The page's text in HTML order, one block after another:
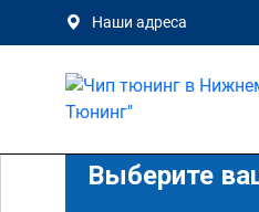
Наши адреса
Выберите